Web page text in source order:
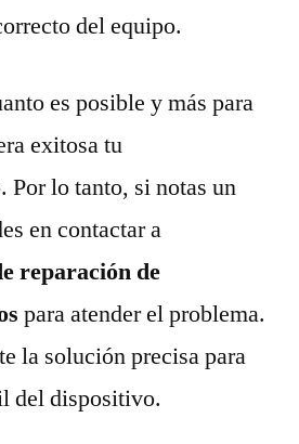
del equipo.
es posible y más para
exitosa tu
Por lo tanto, si notas un
en contactar a
reparación de
para atender el problema.
la solución precisa para
del dispositivo.